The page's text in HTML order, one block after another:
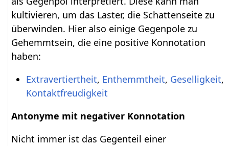
kultivieren, um das Laster, die Schattenseite zu
überwinden. Hier also einige Gegenpole zu
Gehemmtsein, die eine positive Konnotation
haben:
Extravertiertheit, Enthemmtheit, Geselligkeit,
Kontaktfreudigkeit
Antonyme mit negativer Konnotation
Nicht immer ist das Gegenteil einer